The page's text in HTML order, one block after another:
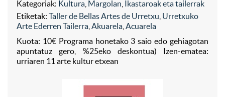
Kategoriak: Kultura Margolan Ikastaroak eta tailerrak
Etiketak: Taller de Bellas Artes de Urretxu Urretxuko
Arte Ederren Tailerra Akuarela Acuarela
Kuota: 10€ Programa honetako 3 saio edo gehiagotan
apuntatuz gero, %25eko deskontua) Izen-ematea:
urriaren 11 arte kultur etxean